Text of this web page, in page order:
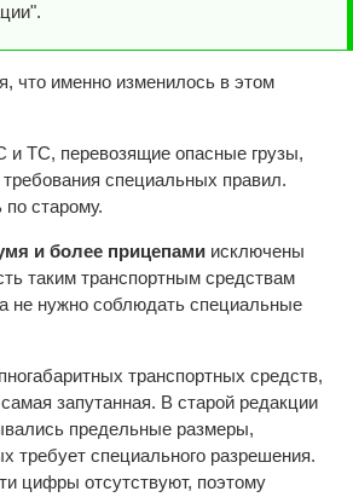
что именно изменилось в этом
и ТС, перевозящие опасные грузы,
специальных правил.
старому.
и более прицепами исключены
таким транспортным средствам
не нужно соблюдать специальные
транспортных средств,
запутанная. В старой редакции
предельные размеры,
требует специального разрешения.
цифры отсутствуют, поэтому